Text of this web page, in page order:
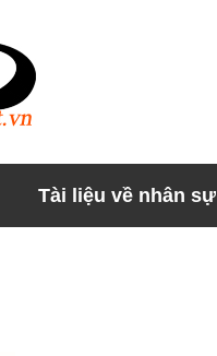
Tài liệu về nhân sự